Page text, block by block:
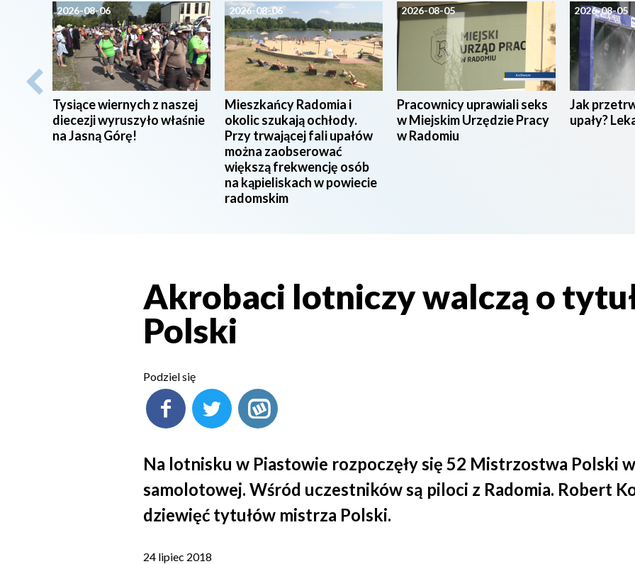
2026-08-06
Tysiące wiernych z naszej
diecezji wyruszyło właśnie
na Jasną Górę!
2026-08-06
Mieszkańcy Radomia i
okolic szukają ochłody.
Przy trwającej fali upałów
można zaobserować
większą frekwencję osób
na kąpieliskach w powiecie
radomskim
2026-08-05
Pracownicy uprawiali seks
w Miejskim Urzędzie Pracy
w Radomiu
2026-08-05
Jak
upały?
Akrobaci lotniczy walczą o
Polski
Podziel się
Na lotnisku w Piastowie rozpoczęły się 52 Mistrzostwa Polski
samolotowej. Wśród uczestników są piloci z Radomia. Robert
dziewięć tytułów mistrza Polski.
24 lipiec 2018